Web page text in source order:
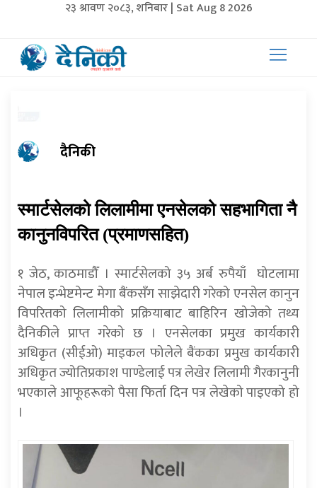
२३ श्रावण २०८३, शनिबार | Sat Aug 8 2026
दैनिकी
स्मार्टसेलको लिलामीमा एनसेलको सहभागिता नै
कानुनविपरित (प्रमाणसहित)
१ जेठ, काठमाडौँ । स्मार्टसेलको ३५ अर्ब रुपैयाँ घोटलामा
नेपाल इन्भेष्टमेन्ट मेगा बैंकसँग साझेदारी गरेको एनसेल कानुन
विपरितको लिलामीको प्रक्रियाबाट बाहिरिन खोजेको तथ्य
दैनिकीले प्राप्त गरेको छ । एनसेलका प्रमुख कार्यकारी
अधिकृत (सीईओ) माइकल फोलेले बैंकका प्रमुख कार्यकारी
अधिकृत ज्योतिप्रकाश पाण्डेलाई पत्र लेखेर लिलामी गैरकानुनी
भएकाले आफूहरूको पैसा फिर्ता दिन पत्र लेखेको पाइएको हो
।